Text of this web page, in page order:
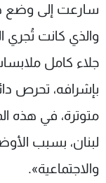
سارعت إلى وضع
والذي كانت تُجري
جلاء كامل
بإشرافه، تحرص
متوترة، في هذه
لبنان، بسبب
والاجتماعية».